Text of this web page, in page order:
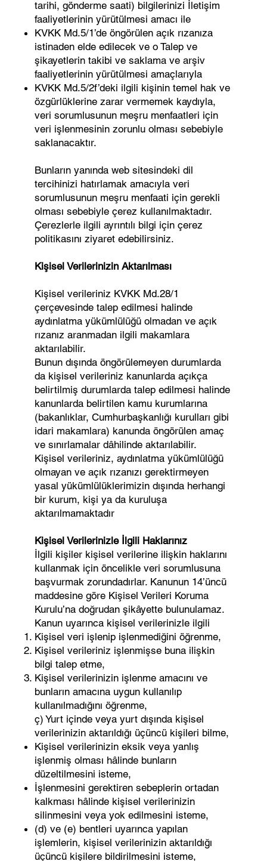
tarihi, gönderme saati) bilgilerinizi İletişim
faaliyetlerinin yürütülmesi amacı ile
KVKK Md.5/1’de öngörülen açık rızanıza
istinaden elde edilecek ve o Talep ve
şikayetlerin takibi ve saklama ve arşiv
faaliyetlerinin yürütülmesi amaçlarıyla
KVKK Md.5/2f’deki ilgili kişinin temel hak ve
özgürlüklerine zarar vermemek kaydıyla,
veri sorumlusunun meşru menfaatleri için
veri işlenmesinin zorunlu olması sebebiyle
saklanacaktır.
Bunların yanında web sitesindeki dil
tercihinizi hatırlamak amacıyla veri
sorumlusunun meşru menfaati için gerekli
olması sebebiyle çerez kullanılmaktadır.
Çerezlerle ilgili ayrıntılı bilgi için çerez
politikasını ziyaret edebilirsiniz.
Kişisel Verilerinizin Aktarılması
Kişisel verileriniz KVKK Md.28/1
çerçevesinde talep edilmesi halinde
aydınlatma yükümlülüğü olmadan ve açık
rızanız aranmadan ilgili makamlara
aktarılabilir.
Bunun dışında öngörülemeyen durumlarda
da kişisel verileriniz kanunlarda açıkça
belirtilmiş durumlarda talep edilmesi halinde
kanunlarda belirtilen kamu kurumlarına
(bakanlıklar, Cumhurbaşkanlığı kurulları gibi
idari makamlara) kanunda öngörülen amaç
ve sınırlamalar dâhilinde aktarılabilir.
Kişisel verileriniz, aydınlatma yükümlülüğü
olmayan ve açık rızanızı gerektirmeyen
yasal yükümlülüklerimizin dışında herhangi
bir kurum, kişi ya da kuruluşa
aktarılmamaktadır
Kişisel Verilerinizle İlgili Haklarınız
İlgili kişiler kişisel verilerine ilişkin haklarını
kullanmak için öncelikle veri sorumlusuna
başvurmak zorundadırlar. Kanunun 14’üncü
maddesine göre Kişisel Verileri Koruma
Kurulu’na doğrudan şikâyette bulunulamaz.
Kanun uyarınca kişisel verilerinizle ilgili
Kişisel veri işlenip işlenmediğini öğrenme,
Kişisel verileriniz işlenmişse buna ilişkin
bilgi talep etme,
Kişisel verilerinizin işlenme amacını ve
bunların amacına uygun kullanılıp
kullanılmadığını öğrenme,
ç) Yurt içinde veya yurt dışında kişisel
verilerinizin aktarıldığı üçüncü kişileri bilme,
Kişisel verilerinizin eksik veya yanlış
işlenmiş olması hâlinde bunların
düzeltilmesini isteme,
İşlenmesini gerektiren sebeplerin ortadan
kalkması hâlinde kişisel verilerinizin
silinmesini veya yok edilmesini isteme,
(d) ve (e) bentleri uyarınca yapılan
işlemlerin, kişisel verilerinizin aktarıldığı
üçüncü kişilere bildirilmesini isteme,